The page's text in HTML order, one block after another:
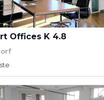
Offices K 4.8